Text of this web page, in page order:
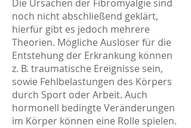
Die Ursachen der Fibromyalgie sind
noch nicht abschließend geklärt,
hierfür gibt es jedoch mehrere
Theorien. Mögliche Auslöser für die
Entstehung der Erkrankung können
z. B. traumatische Ereignisse sein,
sowie Fehlbelastungen des Körpers
durch Sport oder Arbeit. Auch
hormonell bedingte Veränderungen
im Körper können eine Rolle spielen.